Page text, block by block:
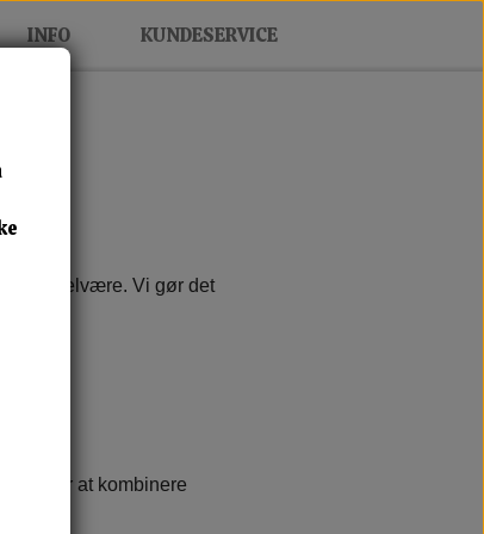
INFO KUNDESERVICE
velvære. Vi gør det
vælger at kombinere